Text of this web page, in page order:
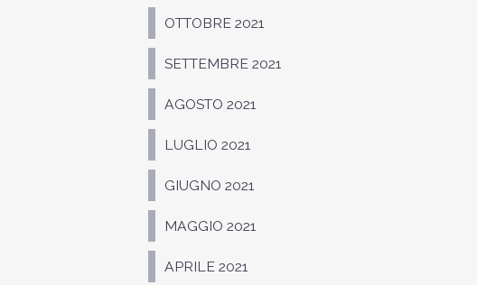
OTTOBRE 2021
SETTEMBRE 2021
AGOSTO 2021
LUGLIO 2021
GIUGNO 2021
MAGGIO 2021
APRILE 2021